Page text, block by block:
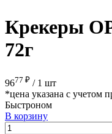
Крекеры
72г
9677 ₽ / 1 шт
*цена указана с учетом
Быстроном
В корзину